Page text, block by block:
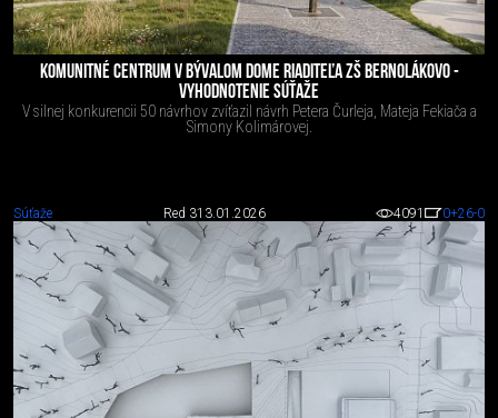
KOMUNITNÉ CENTRUM V BÝVALOM DOME RIADITEĽA ZŠ BERNOLÁKOVO -
VYHODNOTENIE SÚŤAŽE
V silnej konkurencii 50 návrhov zvíťazil návrh Petera Čurleja, Mateja Fekiača a
Simony Kolimárovej.
Súťaže Red 313.01.2026 4091 0+26-0